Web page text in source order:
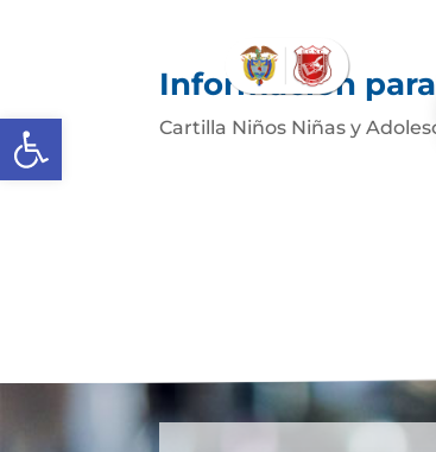
Abrir barra de herramientas
Información
Cartilla Niños Niñas y